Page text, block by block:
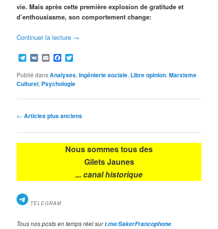
vie. Mais après cette première explosion de gratitude et
d’enthousiasme, son comportement change:
Continuer la lecture →
Telegram
VK EmailFacebook
Publié dansAnalyses,Ingénierie sociale, Libre opinion,Marxisme
Culturel, Psychologie
Navigation
articles
← Articles plus anciens
Nous sommes tous des
Gilets Jaunes
... canal historique
TELEGRAM
Tous nos posts en temps réel surt.me/SakerFrancophone